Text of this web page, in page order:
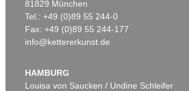
Auktion 560 - Lot 34
Ergebnis:€ 330.200
81829 München
Tel.: +49 (0)89 55 244-0
Fax: +49 (0)89 55 244-177
info@kettererkunst.de
HAMBURG
Louisa von Saucken / Undine Schleifer